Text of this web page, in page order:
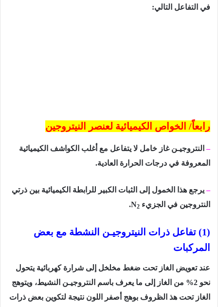
في التفاعل التالي:
رابعاً/ الخواص الكيميائية لعنصر النيتروجين
–النتروجيـن غاز خامل لا يتفاعل مع أغلب الكواشف الكيميائية
المعروفة في درجات الحرارة العادية.
–يرجع هذا الخمول إلى الثبات الكبير للرابطة الكيميائية بين ذرتي
النتروجين في الجزيء
N2
.
(1) تفاعل ذرات النيتروجيـن النشطة مع بعض
المركبات
عند تعويض الغاز تحت ضغط مخلخل إلى شرارة كهربائية يتحول
نحو 2% من الغاز إلى ما يعرف باسم النتروجيـن النشيط، ويتوهج
الغاز تحت هذ الظروف بوهج أصفر اللون نتيجة لتكوين بعض ذرات